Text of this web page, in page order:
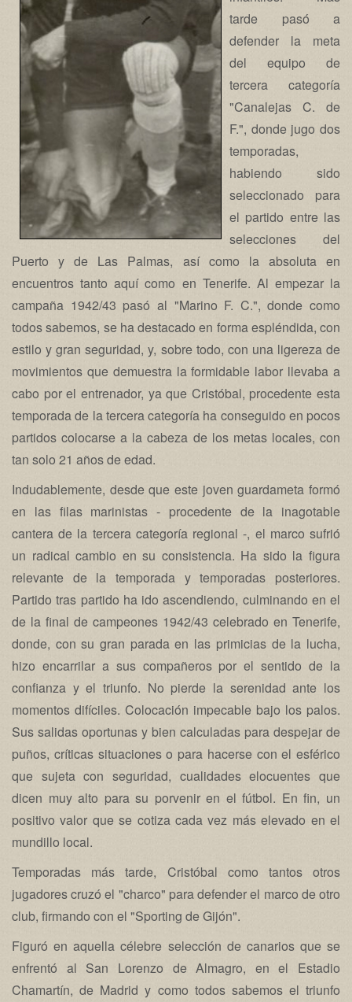
tarde pasó a
defender la meta
del equipo de
tercera categoría
"Canalejas C. de
F.", donde jugo dos
temporadas,
habiendo sido
seleccionado para
el partido entre las
selecciones del
Puerto y de Las Palmas, así como la absoluta en
encuentros tanto aquí como en Tenerife. Al empezar la
campaña 1942/43 pasó al "Marino F. C.", donde como
todos sabemos, se ha destacado en forma espléndida, con
estilo y gran seguridad, y, sobre todo, con una ligereza de
movimientos que demuestra la formidable labor llevaba a
cabo por el entrenador, ya que Cristóbal, procedente esta
temporada de la tercera categoría ha conseguido en pocos
partidos colocarse a la cabeza de los metas locales, con
tan solo 21 años de edad.
Indudablemente, desde que este joven guardameta formó
en las filas marinistas - procedente de la inagotable
cantera de la tercera categoría regional -, el marco sufrió
un radical cambio en su consistencia. Ha sido la figura
relevante de la temporada y temporadas posteriores.
Partido tras partido ha ido ascendiendo, culminando en el
de la final de campeones 1942/43 celebrado en Tenerife,
donde, con su gran parada en las primicias de la lucha,
hizo encarrilar a sus compañeros por el sentido de la
confianza y el triunfo. No pierde la serenidad ante los
momentos difíciles. Colocación impecable bajo los palos.
Sus salidas oportunas y bien calculadas para despejar de
puños, críticas situaciones o para hacerse con el esférico
que sujeta con seguridad, cualidades elocuentes que
dicen muy alto para su porvenir en el fútbol. En fin, un
positivo valor que se cotiza cada vez más elevado en el
mundillo local.
Temporadas más tarde, Cristóbal como tantos otros
jugadores cruzó el "charco" para defender el marco de otro
club, firmando con el "Sporting de Gijón".
Figuró en aquella célebre selección de canarios que se
enfrentó al San Lorenzo de Almagro, en el Estadio
Chamartín, de Madrid y como todos sabemos el triunfo